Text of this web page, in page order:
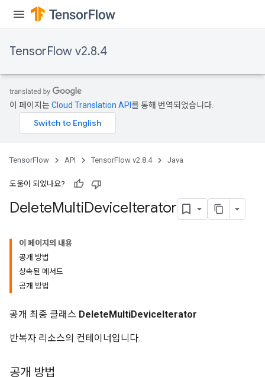
TensorFlow v2.8.4
이 페이지는Cloud Translation API 를 통해 번역되었습니다.
TensorFlow API TensorFlow v2.8.4 Java
도움이 되었나요?
DeleteMultiDeviceIterator
이 페이지의 내용
공개 방법
상속된 메서드
공개 방법
공개 최종 클래스 DeleteMultiDeviceIterator
반복자 리소스의 컨테이너입니다.
공개 방법